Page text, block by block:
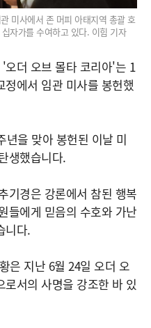
미사에서 존 머피 아태지역 총괄 호
자가를 수여하고 있다. 이힘 기자
더 오브 몰타 코리아'는 1
에서 임관 미사를 봉헌했
년을 맞아 봉헌된 이날 미
생했습니다.
기경은 강론에서 참된 행복
들에게 믿음의 수호와 가난
니다.
은 지난 6월 24일 오더 오
서의 사명을 강조한 바 있